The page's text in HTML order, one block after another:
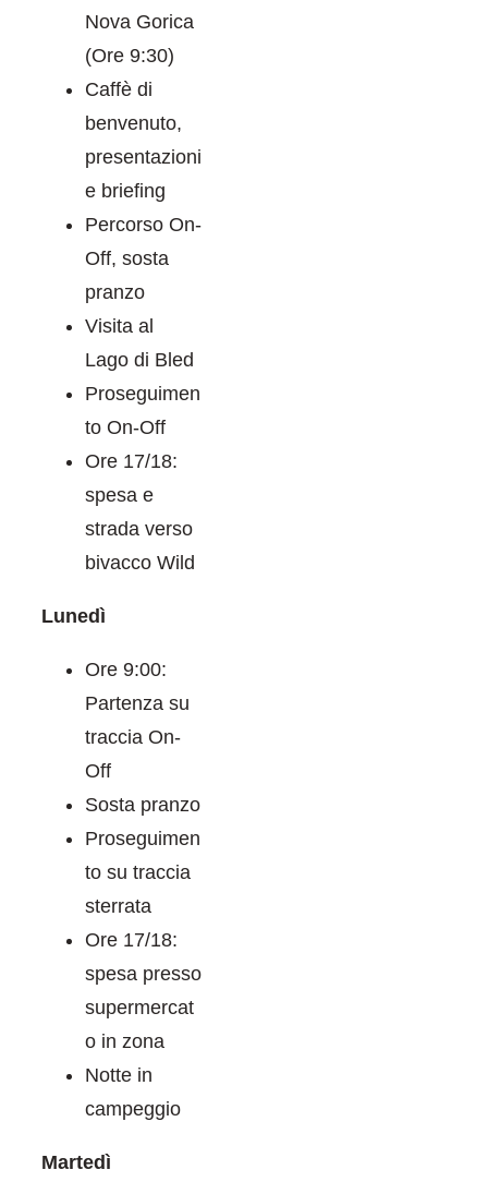
Nova Gorica
(Ore 9:30)
Caffè di
benvenuto,
presentazioni
e briefing
Percorso On-
Off, sosta
pranzo
Visita al
Lago di Bled
Proseguimen
to On-Off
Ore 17/18:
spesa e
strada verso
bivacco Wild
Lunedì
Ore 9:00:
Partenza su
traccia On-
Off
Sosta pranzo
Proseguimen
to su traccia
sterrata
Ore 17/18:
spesa presso
supermercat
o in zona
Notte in
campeggio
Martedì